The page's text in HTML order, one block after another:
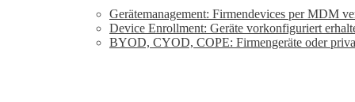
Gerätemanagement: Firmendevices per MDM
Device Enrollment: Geräte vorkonfiguriert
BYOD, CYOD, COPE: Firmengeräte oder